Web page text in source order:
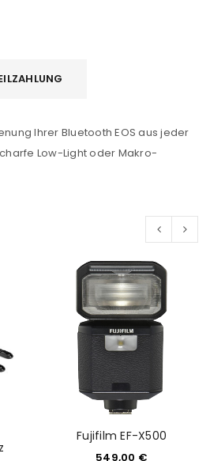
Ihrer Bluetooth EOS aus jeder
Low-Light oder Makro-
Fujifilm EF-X500
549,00 €